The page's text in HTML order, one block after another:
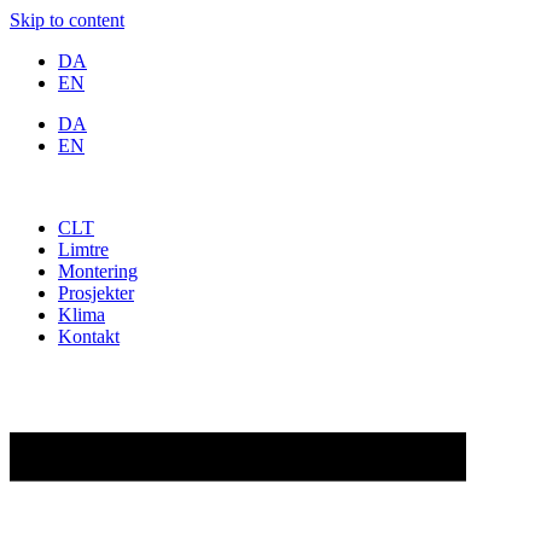
Skip to content
DA
EN
DA
EN
CLT
Limtre
Montering
Prosjekter
Klima
Kontakt